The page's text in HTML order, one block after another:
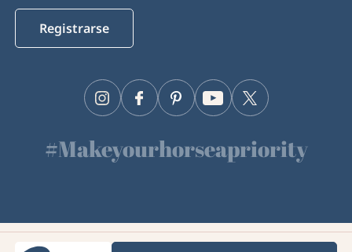
Registrarse
Facebook Twitter
YouTube
Pinterest
Instagram
#Makeyourhorseapriority
Equiclic © 2026